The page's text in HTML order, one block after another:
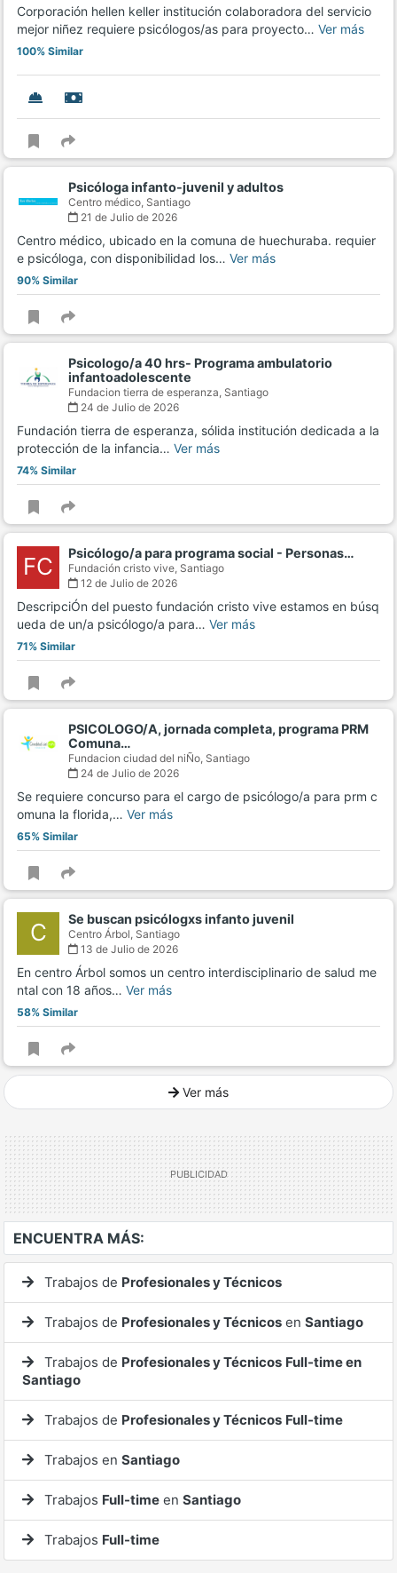
Corporación hellen keller institución colaboradora del servicio
mejor niñez requiere psicólogos/as para proyecto… Ver más
100% Similar
Psicóloga infanto-juvenil y adultos
Centro médico, Santiago
21 de Julio de 2026
Centro médico, ubicado en la comuna de huechuraba. requier
e psicóloga, con disponibilidad los… Ver más
90% Similar
Psicologo/a 40 hrs- Programa ambulatorio
infantoadolescente
Fundacion tierra de esperanza, Santiago
24 de Julio de 2026
Fundación tierra de esperanza, sólida institución dedicada a la
protección de la infancia… Ver más
74% Similar
FC Psicólogo/a para programa social - Personas…
Fundación cristo vive, Santiago
12 de Julio de 2026
DescripciÓn del puesto fundación cristo vive estamos en búsq
ueda de un/a psicólogo/a para… Ver más
71% Similar
PSICOLOGO/A, jornada completa, programa PRM
Comuna…
Fundacion ciudad del niÑo, Santiago
24 de Julio de 2026
Se requiere concurso para el cargo de psicólogo/a para prm c
omuna la florida,… Ver más
65% Similar
C Se buscan psicólogxs infanto juvenil
Centro Árbol, Santiago
13 de Julio de 2026
En centro Árbol somos un centro interdisciplinario de salud me
ntal con 18 años… Ver más
58% Similar
Ver más
ENCUENTRA MÁS:
Trabajos de Profesionales y Técnicos
Trabajos de Profesionales y Técnicos en Santiago
Trabajos de Profesionales y Técnicos Full-time en
Santiago
Trabajos de Profesionales y Técnicos Full-time
Trabajos en Santiago
Trabajos Full-time en Santiago
Trabajos Full-time